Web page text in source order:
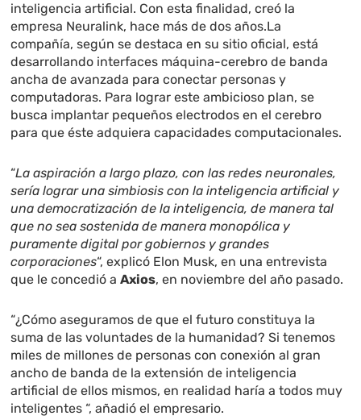
inteligencia artificial. Con esta finalidad, creó la
empresa Neuralink, hace más de dos años.La
compañía, según se destaca en su sitio oficial, está
desarrollando interfaces máquina-cerebro de banda
ancha de avanzada para conectar personas y
computadoras. Para lograr este ambicioso plan, se
busca implantar pequeños electrodos en el cerebro
para que éste adquiera capacidades computacionales.
“La aspiración a largo plazo, con las redes neuronales,
sería lograr una simbiosis con la inteligencia artificial y
una democratización de la inteligencia, de manera tal
que no sea sostenida de manera monopólica y
puramente digital por gobiernos y grandes
corporaciones“, explicó Elon Musk, en una entrevista
que le concedió aAxios, en noviembre del año pasado.
“¿Cómo aseguramos de que el futuro constituya la
suma de las voluntades de la humanidad? Si tenemos
miles de millones de personas con conexión al gran
ancho de banda de la extensión de inteligencia
artificial de ellos mismos, en realidad haría a todos muy
inteligentes “, añadió el empresario.